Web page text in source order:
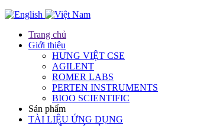
Trang chủ
Giới thiệu
HƯNG VIỆT CSE
AGILENT
ROMER LABS
PERTEN INSTRUMENTS
BIOO SCIENTIFIC
Sản phẩm
TÀI LIỆU ỨNG DỤNG